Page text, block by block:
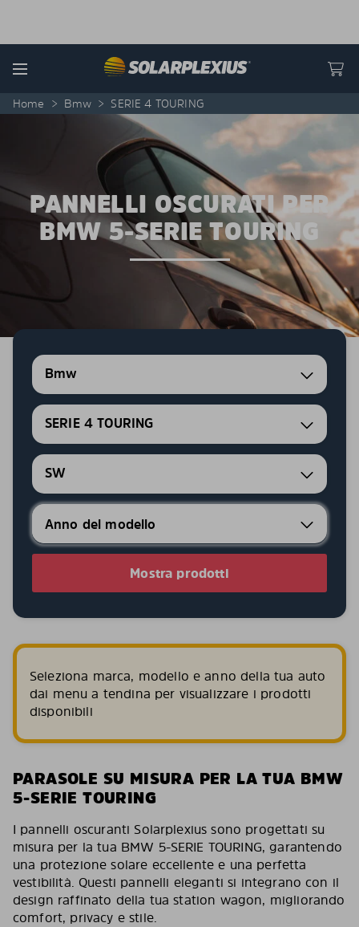
Menu
Home > Bmw > SERIE 4 TOURING
PANNELLI OSCURATI PER
BMW 5-SERIE TOURING
Bmw
SERIE 4 TOURING
SW
Mostra prodotti
Seleziona marca, modello e anno della tua auto
dai menu a tendina per visualizzare i prodotti
disponibili
PARASOLE SU MISURA PER LA TUA BMW
5-SERIE TOURING
I pannelli oscuranti Solarplexius sono progettati su
misura per la tua BMW 5-SERIE TOURING, garantendo
una protezione solare eccellente e una perfetta
vestibilità. Questi pannelli eleganti si integrano con il
design raffinato della tua station wagon, migliorando
comfort, privacy e stile.